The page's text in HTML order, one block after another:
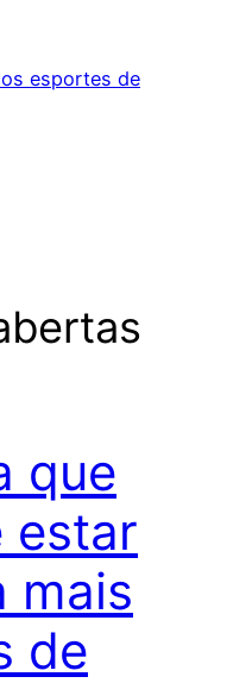
esportes de
que
estar
mais
de